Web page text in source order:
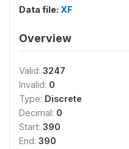
Data file: XF
Overview
Valid: 3247
Invalid: 0
Type: Discrete
Decimal: 0
Start: 390
End: 390